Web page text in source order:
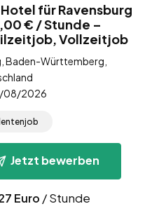
für Ravensburg
€ / Stunde –
Vollzeitjob
Baden-Württemberg,
08/2026
Jetzt bewerben
Euro / Stunde